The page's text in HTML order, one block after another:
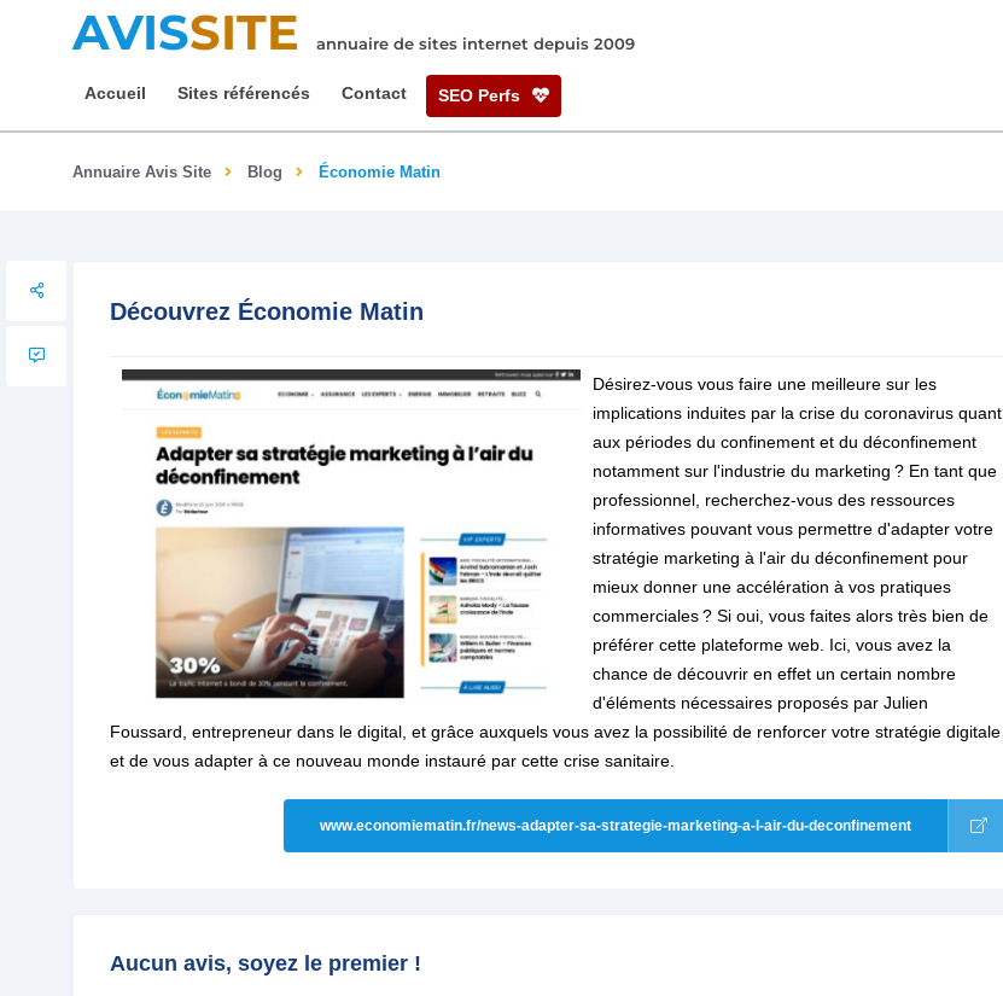
AVISSITE annuaire de sites internet depuis 2009
Accueil Sites référencés Contact SEO Perfs
Annuaire Avis Site Blog Économie Matin
Découvrez Économie Matin
Désirez-vous vous faire une meilleure sur les
implications induites par la crise du coronavirus quant
aux périodes du confinement et du déconfinement
notamment sur l'industrie du marketing ? En tant que
professionnel, recherchez-vous des ressources
informatives pouvant vous permettre d'adapter votre
stratégie marketing à l'air du déconfinement pour
mieux donner une accélération à vos pratiques
commerciales ? Si oui, vous faites alors très bien de
préférer cette plateforme web. Ici, vous avez la
chance de découvrir en effet un certain nombre
d'éléments nécessaires proposés par Julien
Foussard, entrepreneur dans le digital, et grâce auxquels vous avez la possibilité de renforcer votre stratégie digitale
et de vous adapter à ce nouveau monde instauré par cette crise sanitaire.
www.economiematin.fr/news-adapter-sa-strategie-marketing-a-l-air-du-deconfinement
Aucun avis, soyez le premier !